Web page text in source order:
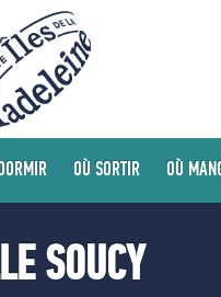
OÙ SORTIR OÙ
SOUCY